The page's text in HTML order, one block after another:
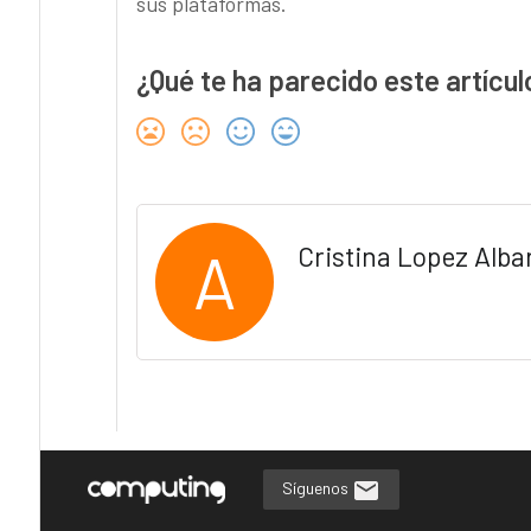
¿Qué te ha parecido este
A Cristina Lopez
Síguenos